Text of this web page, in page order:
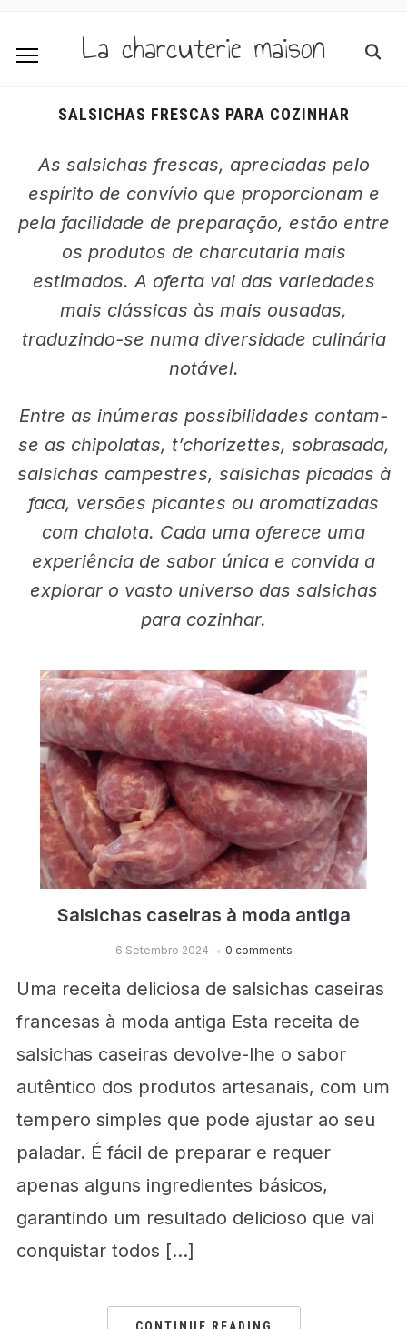
La charcuterie maison
SALSICHAS FRESCAS PARA COZINHAR
As salsichas frescas, apreciadas pelo
espírito de convívio que proporcionam e
pela facilidade de preparação, estão entre
os produtos de charcutaria mais
estimados. A oferta vai das variedades
mais clássicas às mais ousadas,
traduzindo-se numa diversidade culinária
notável.
Entre as inúmeras possibilidades contam-
se as chipolatas, t’chorizettes, sobrasada,
salsichas campestres, salsichas picadas à
faca, versões picantes ou aromatizadas
com chalota. Cada uma oferece uma
experiência de sabor única e convida a
explorar o vasto universo das salsichas
para cozinhar.
Salsichas caseiras à moda antiga
6 Setembro 2024 0 comments
Uma receita deliciosa de salsichas caseiras
francesas à moda antiga Esta receita de
salsichas caseiras devolve-lhe o sabor
autêntico dos produtos artesanais, com um
tempero simples que pode ajustar ao seu
paladar. É fácil de preparar e requer
apenas alguns ingredientes básicos,
garantindo um resultado delicioso que vai
conquistar todos […]